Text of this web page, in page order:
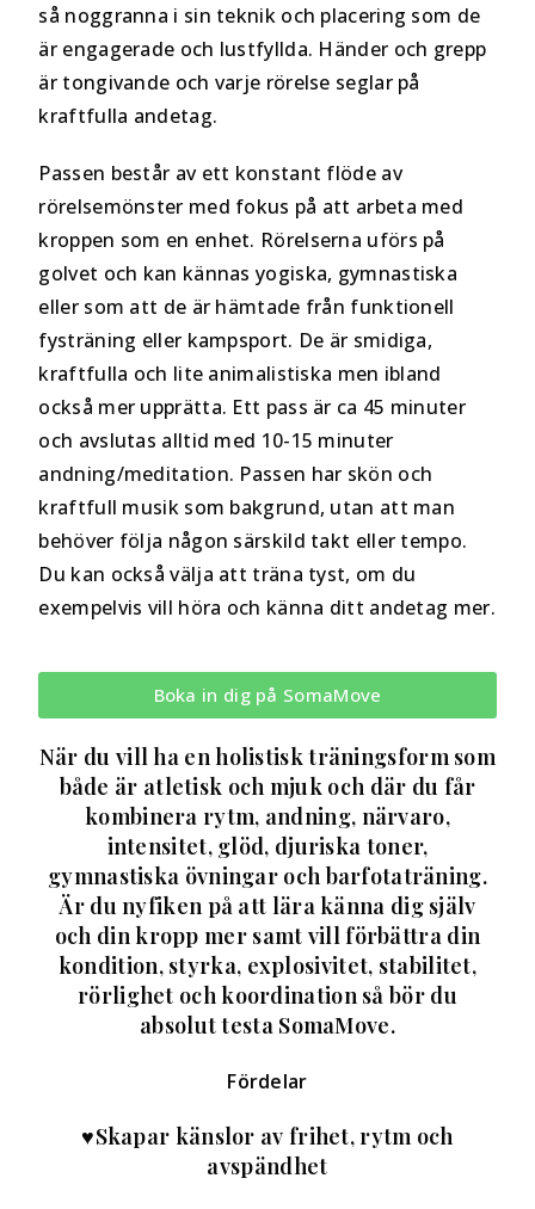
så noggranna i sin teknik och placering som de
är engagerade och lustfyllda. Händer och grepp
är tongivande och varje rörelse seglar på
kraftfulla andetag.
Passen består av ett konstant flöde av
rörelsemönster med fokus på att arbeta med
kroppen som en enhet. Rörelserna uförs på
golvet och kan kännas yogiska, gymnastiska
eller som att de är hämtade från funktionell
fysträning eller kampsport. De är smidiga,
kraftfulla och lite animalistiska men ibland
också mer upprätta. Ett pass är ca 45 minuter
och avslutas alltid med 10-15 minuter
andning/meditation. Passen har skön och
kraftfull musik som bakgrund, utan att man
behöver följa någon särskild takt eller tempo.
Du kan också välja att träna tyst, om du
exempelvis vill höra och känna ditt andetag mer.
Boka in dig på SomaMove
När du vill ha en holistisk träningsform som
både är atletisk och mjuk och där du får
kombinera rytm, andning, närvaro,
intensitet, glöd, djuriska toner,
gymnastiska övningar och barfotaträning.
Är du nyfiken på att lära känna dig själv
och din kropp mer samt vill förbättra din
kondition, styrka, explosivitet, stabilitet,
rörlighet och koordination så bör du
absolut testa SomaMove.
Fördelar
♥Skapar känslor av frihet, rytm och
avspändhet